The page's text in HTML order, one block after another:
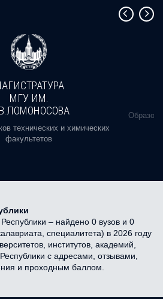
МГУ ИМ.
технических и химических
факультетов
– найдено 0 вузов и 0
специалитета) в 2026 году
институтов, академий,
с адресами, отзывами,
и проходным баллом.